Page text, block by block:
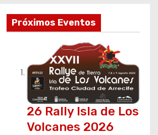
Próximos Eventos
26 Rally Isla de Los
Volcanes 2026